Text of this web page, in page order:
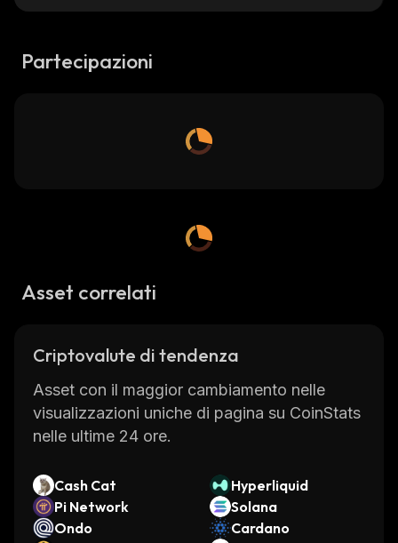
Partecipazioni
Asset correlati
Criptovalute di tendenza
Asset con il maggior cambiamento nelle
visualizzazioni uniche di pagina su CoinStats
nelle ultime 24 ore.
Cash Cat
Hyperliquid
Pi Network
Solana
Ondo
Cardano